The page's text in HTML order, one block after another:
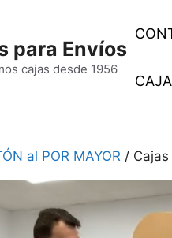
para Envíos
cajas desde 1956
al POR MAYOR /